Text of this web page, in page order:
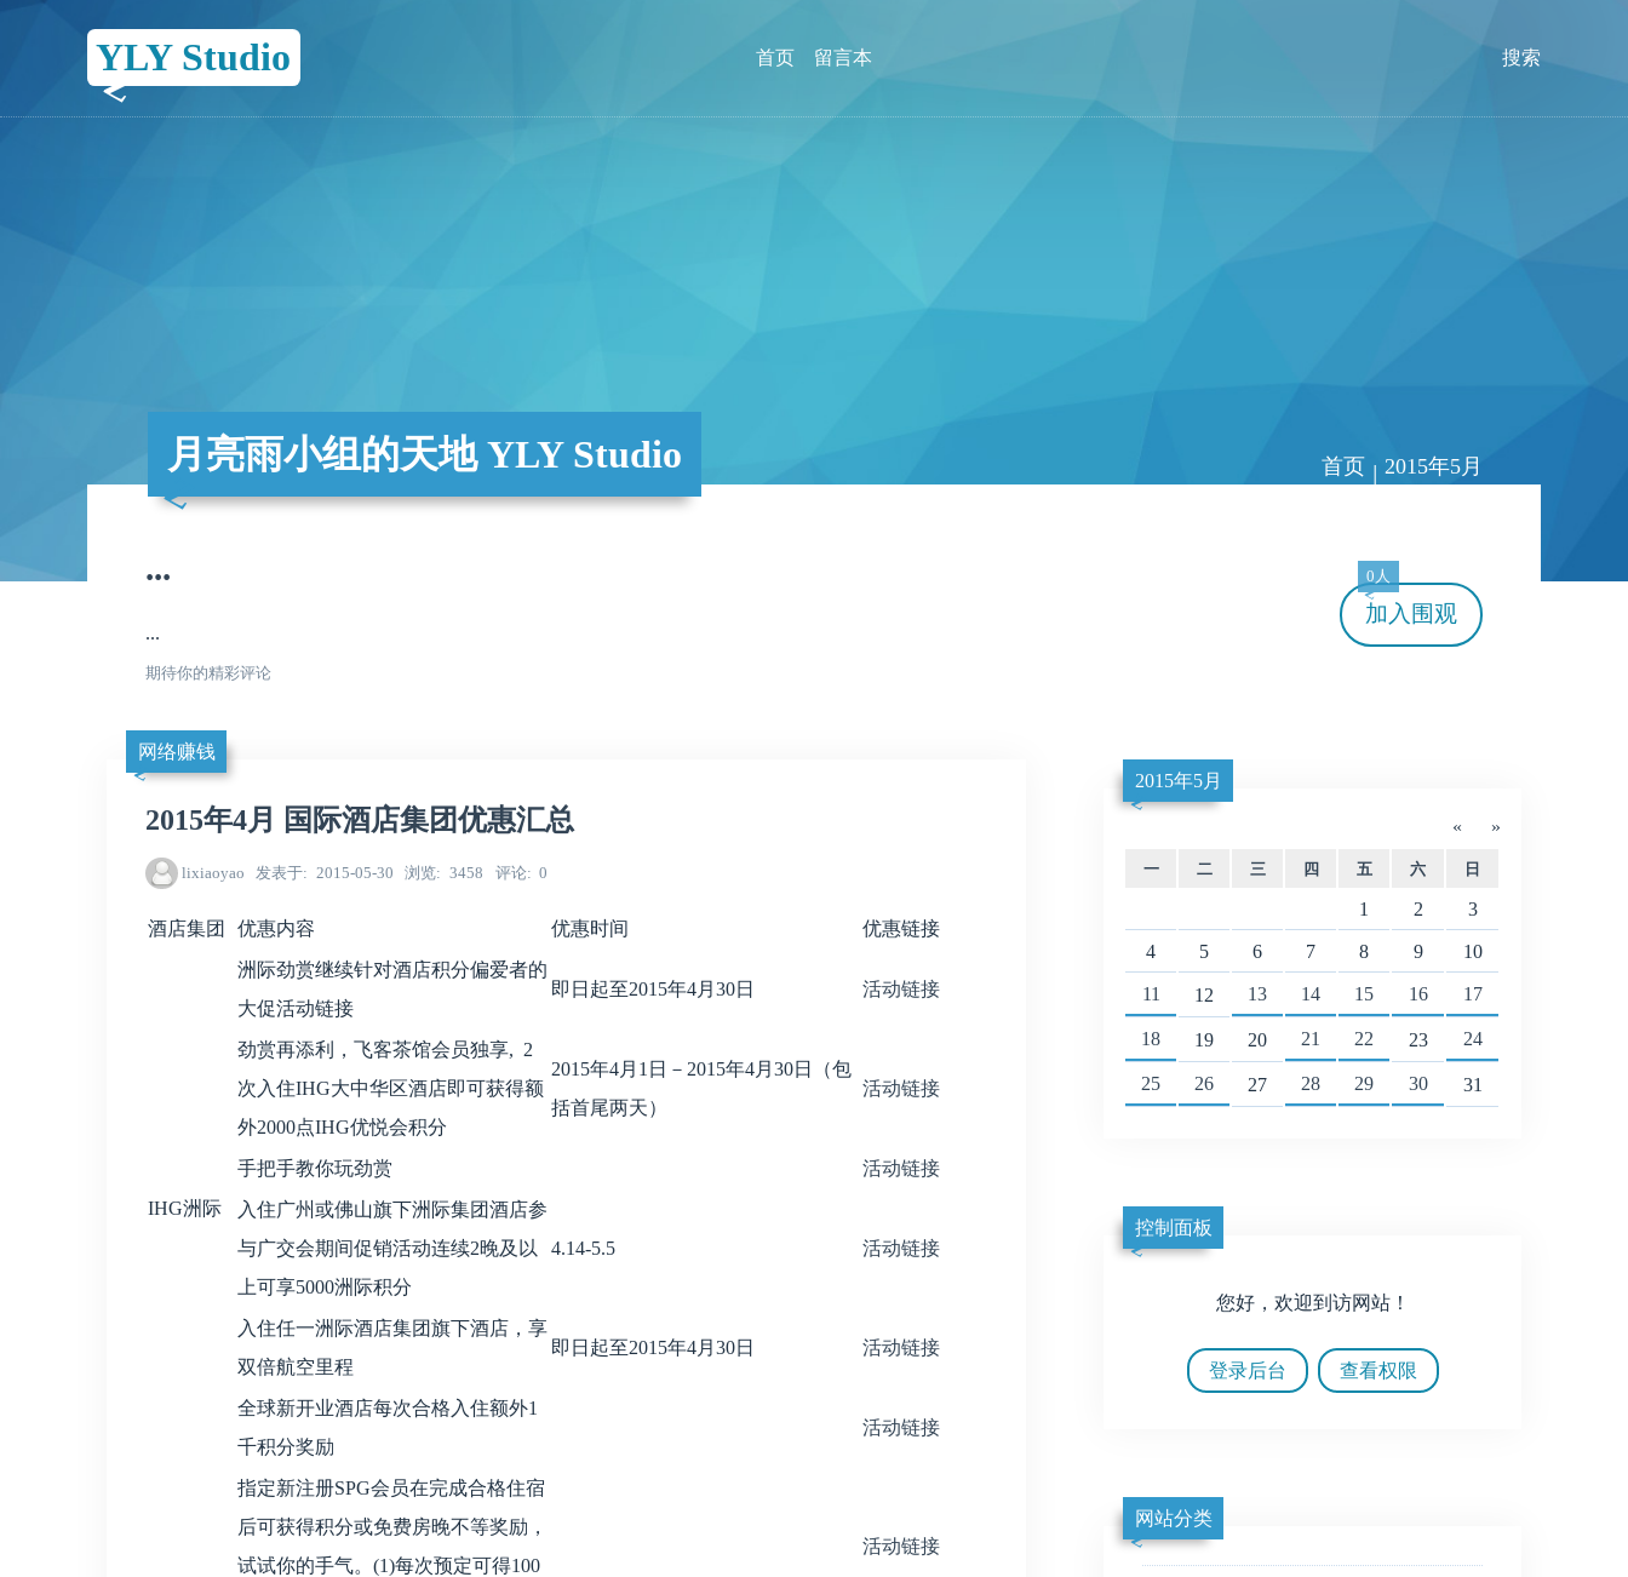
YLY Studio 首页 留言本 搜索
月亮雨小组的天地 YLY Studio 首页 | 2015年5月
...
...
期待你的精彩评论
加入
0人
围观
网络赚钱
2015年4月 国际酒店集团优惠汇总
lixiaoyao 发表于 2015-05-30 浏览 3458 评论 0
酒店集团 优惠内容 优惠时间 优惠链接
IHG洲际
洲际劲赏继续针对酒店积分偏爱者的
大促活动链接
即日起至2015年4月30日 活动链接
劲赏再添利，飞客茶馆会员独享, 2
次入住IHG大中华区酒店即可获得额
外2000点IHG优悦会积分
2015年4月1日－2015年4月30日（包
括首尾两天）
活动链接
手把手教你玩劲赏
活动链接
入住广州或佛山旗下洲际集团酒店参
与广交会期间促销活动连续2晚及以
上可享5000洲际积分
4.14-5.5 活动链接
入住任一洲际酒店集团旗下酒店，享
双倍航空里程
即日起至2015年4月30日 活动链接
全球新开业酒店每次合格入住额外1
千积分奖励
活动链接
指定新注册SPG会员在完成合格住宿
后可获得积分或免费房晚不等奖励，
试试你的手气。(1)每次预定可得100
活动链接
«
2015年5月
»
一 二 三 四 五 六 日
1 2 3
4 5 6 7 8 9 10
11 12 13 14 15 16 17
18 19 20 21 22 23 24
25 26 27 28 29 30 31
控制面板
您好，欢迎到访网站！
登录后台 查看权限
网站分类